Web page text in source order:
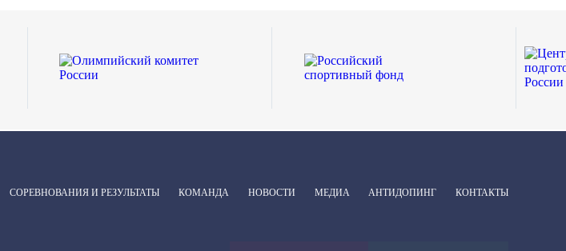
СОРЕВНОВАНИЯ И РЕЗУЛЬТАТЫ КОМАНДА НОВОСТИ МЕДИА АНТИДОПИНГ КОНТАКТЫ